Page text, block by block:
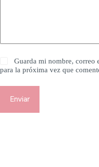
Guarda mi nombre, correo
para la próxima vez que
Enviar